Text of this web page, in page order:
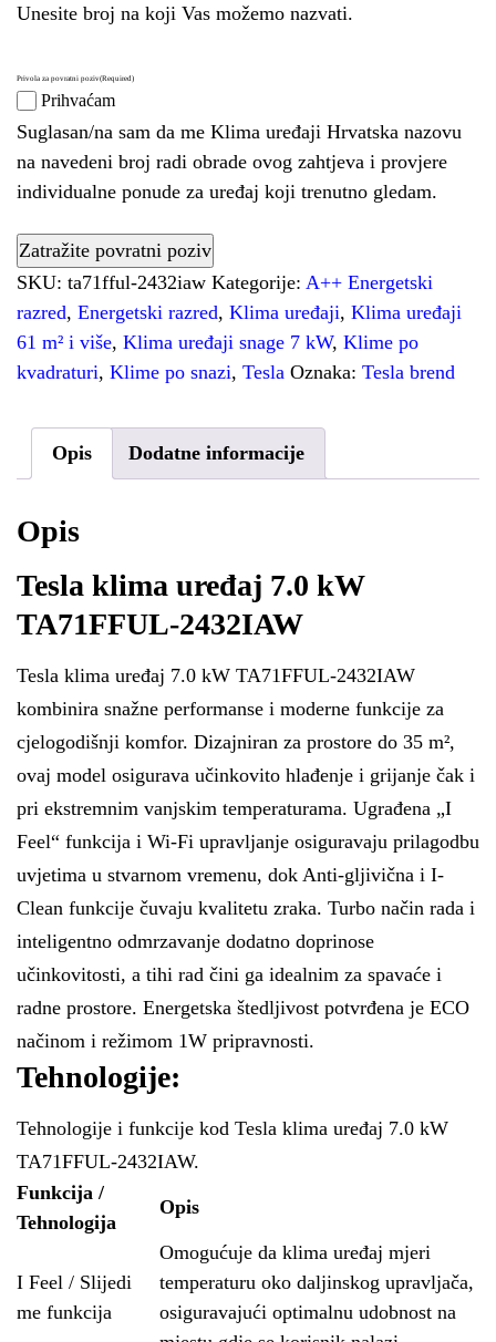
Unesite broj na koji Vas možemo nazvati.
Privola za povratni poziv(Required)
Prihvaćam
Suglasan/na sam da me Klima uređaji Hrvatska nazovu
na navedeni broj radi obrade ovog zahtjeva i provjere
individualne ponude za uređaj koji trenutno gledam.
SKU: ta71fful-2432iaw Kategorije: A++ Energetski
razred, Energetski razred, Klima uređaji, Klima uređaji
61 m² i više, Klima uređaji snage 7 kW, Klime po
kvadraturi, Klime po snazi, Tesla Oznaka: Tesla brend
Opis Dodatne informacije
Opis
Tesla klima uređaj 7.0 kW
TA71FFUL-2432IAW
Tesla klima uređaj 7.0 kW TA71FFUL-2432IAW
kombinira snažne performanse i moderne funkcije za
cjelogodišnji komfor. Dizajniran za prostore do 35 m²,
ovaj model osigurava učinkovito hlađenje i grijanje čak i
pri ekstremnim vanjskim temperaturama. Ugrađena „I
Feel“ funkcija i Wi-Fi upravljanje osiguravaju prilagodbu
uvjetima u stvarnom vremenu, dok Anti-gljivična i I-
Clean funkcije čuvaju kvalitetu zraka. Turbo način rada i
inteligentno odmrzavanje dodatno doprinose
učinkovitosti, a tihi rad čini ga idealnim za spavaće i
radne prostore. Energetska štedljivost potvrđena je ECO
načinom i režimom 1W pripravnosti.
Tehnologije:
Tehnologije i funkcije kod Tesla klima uređaj 7.0 kW
TA71FFUL-2432IAW.
Funkcija /
Tehnologija
Opis
I Feel / Slijedi
me funkcija
Omogućuje da klima uređaj mjeri
temperaturu oko daljinskog upravljača,
osiguravajući optimalnu udobnost na